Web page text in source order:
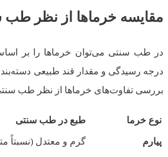
مقایسه خرماها از نظر طب
در طب سنتی می‌توان خرماها را بر
درجه رسیدگی و مقدار قند طبیعی
بررسی تفاوت‌های خرماها از نظر طب
نوع خرما طبع در طب سنتی
پیارم گرم و معتدل (نسبتاً